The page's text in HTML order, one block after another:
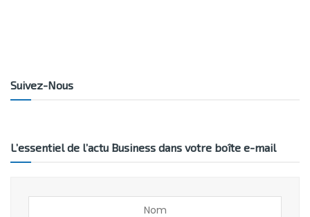
Suivez-Nous
L’essentiel de l’actu Business dans votre boîte e-mail